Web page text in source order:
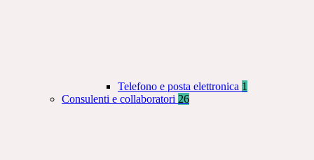
Telefono e posta elettronica 1
Consulenti e collaboratori 26